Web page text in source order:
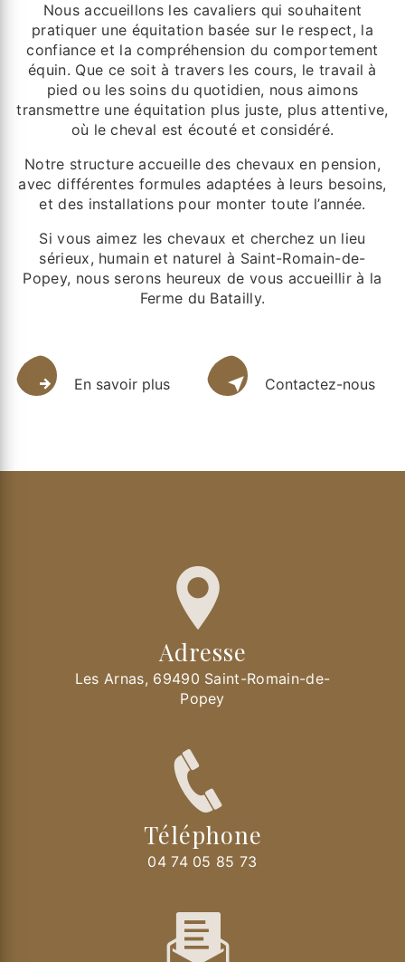
Nous accueillons les cavaliers qui souhaitent
pratiquer une équitation basée sur le respect, la
confiance et la compréhension du comportement
équin. Que ce soit à travers les cours, le travail à
pied ou les soins du quotidien, nous aimons
transmettre une équitation plus juste, plus attentive,
où le cheval est écouté et considéré.
Notre structure accueille des chevaux en pension,
avec différentes formules adaptées à leurs besoins,
et des installations pour monter toute l’année.
Si vous aimez les chevaux et cherchez un lieu
sérieux, humain et naturel à Saint-Romain-de-
Popey, nous serons heureux de vous accueillir à la
Ferme du Batailly.
En savoir plus Contactez-nous
Adresse
Les Arnas, 69490 Saint-Romain-de-
Popey
Téléphone
04 74 05 85 73